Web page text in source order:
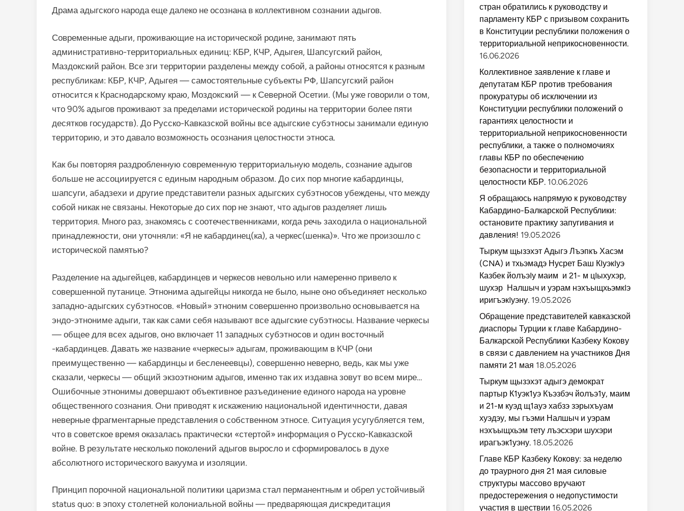
Драма адыгского народа еще далеко не осознана в коллективном сознании адыгов.
Современные адыги, проживающие на исторической родине, занимают пять
административно-терри­ториальных единиц: КБР, КЧР, Адыгея, Шапсугский рай­он,
Маздокский район. Все зги территории разделены между собой, а районы относятся к разным
республикам: КБР, КЧР, Адыгея — самостоятельные субъекты РФ, Шапсугский район
относится к Краснодарскому краю, Моздокский — к Северной Осетии. (Мы уже говорили о том,
что 90% адыгов проживают за пределами исторической родины на территории более пяти
десятков государств). До Русско-Кавказской войны все адыгские субэтносы занимали единую
территорию, и это давало возможность осознания целостности этноса.
Как бы повторяя раздробленную современную тер­риториальную модель, сознание адыгов
больше не ассоци­ируется с единым народным образом. До сих пор многие кабардинцы,
шапсуги, абадзехи и другие представители разных адыгских субэтносов убеждены, что между
собой никак не связаны. Некоторые до сих пор не знают, что адыгов разделяет лишь
территория. Много раз, знакомясь с соотечественниками, когда речь заходила о национальной
принадлежности, они уточняли: «Я не кабардинец(ка), а черкес(шенка)». Что же произошло с
исторической па­мятью?
Разделение на адыгейцев, кабардинцев и черкесов невольно или намеренно привело к
совершенной путанице. Этнонима адыгейцы никогда не было, ныне оно объе­диняет несколько
западно-адыгских субэтносов. «Новый» этноним совершенно произвольно основывается на
эндо-этнониме адыги, так как сами себя называют все адыгские субэтносы. Название черкесы
— общее для всех адыгов, оно включает 11 западных субэтносов и один восточный
-кабардинцев. Давать же название «черкесы» адыгам, про­живающим в КЧР (они
преимущественно — кабардинцы и бесленеевцы), совершенно неверно, ведь, как мы уже
сказали, черкесы — общий экзоэтноним адыгов, именно так их издавна зовут во всем мире…
Ошибочные этнонимы довершают объективное разъединение единого народа на уровне
общественного сознания. Они приводят к искаже­нию национальной идентичности, давая
неверные фраг­ментарные представления о собственном этносе. Си­туация усугубляется тем,
что в советское время оказалась практически «стертой» информация о Русско-Кавказской
войне. В результате несколько поколений адыгов выросло и сформировалось в духе
абсолютного исторического ва­куума и изоляции.
Принцип порочной национальной политики ца­ризма стал перманентным и обрел устойчивый
status quo: в эпоху столетней колониальной войны — предваряющая дискредитация
стран обратились к руководству и
парламенту КБР с призывом сохранить
в Конституции республики положения о
территориальной неприкосновенности.
16.06.2026
Коллективное заявление к главе и
депутатам КБР против требования
прокуратуры об исключении из
Конституции республики положений о
гарантиях целостности и
территориальной неприкосновенности
республики, а также о полномочиях
главы КБР по обеспечению
безопасности и территориальной
целостности КБР. 10.06.2026
Я обращаюсь напрямую к руководству
Кабардино-Балкарской Республики:
остановите практику запугивания и
давления! 19.05.2026
Тыркум щызэхэт Адыгэ Лъэпкъ Хасэм
(CNA) и тхьэмадэ Нусрет Баш КIуэкIуэ
Казбек йолъэIу маим и 21- м цIыхухэр,
шухэр Налшыч и уэрам нэхъыщхьэмкIэ
иригъэкIуэну. 19.05.2026
Обращение представителей кавказской
диаспоры Турции к главе Кабардино-
Балкарской Республики Казбеку Кокову
в связи с давлением на участников Дня
памяти 21 мая 18.05.2026
Тыркум щызэхэт адыгэ демократ
партыр К1уэк1уэ Къэзбэч йолъэ1у, маим
и 21-м куэд щ1ауэ хабзэ зэрыхъуам
хуэдэу, мы гъэми Налшыч и уэрам
нэхъыщхьэм тету лъэсхэри шухэри
ирагъэк1уэну. 18.05.2026
Главе КБР Казбеку Кокову: за неделю
до траурного дня 21 мая силовые
структуры массово вручают
предостережения о недопустимости
участия в шествии 16.05.2026